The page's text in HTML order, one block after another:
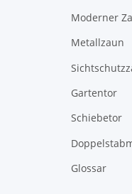
Moderner
Metallzaun
Gartentor
Schiebetor
Glossar